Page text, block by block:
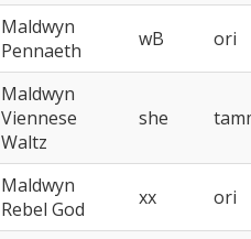
Maldwyn
Pennaeth
wB ori
Maldwyn
Viennese
Waltz
she
Maldwyn
Rebel God
xx ori